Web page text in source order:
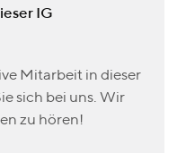
IG
Mitarbeit in dieser
sich bei uns. Wir
zu hören!